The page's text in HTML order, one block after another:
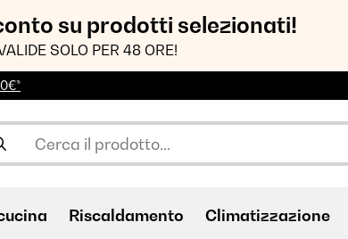
su prodotti selezionati!
SOLO PER 48 ORE!
Riscaldamento Climatizzazione